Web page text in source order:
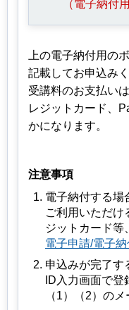
（電子納付用
上の電子納付用の
記載してお申込みく
受講料のお支払い
レジットカード、
かになります。
注意事項
電子納付する場
ご利用いただけ
ジットカード等
電子申請/電子納
申込みが完了す
ID入力画面で
（1）（2）の